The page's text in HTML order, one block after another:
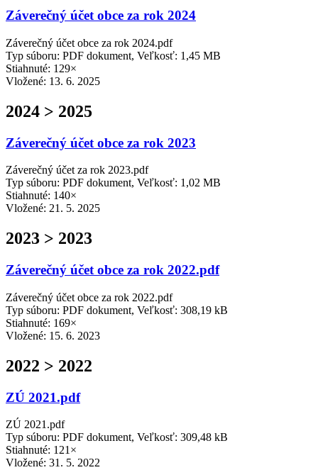
Záverečný účet obce za rok 2024
Záverečný účet obce za rok 2024.pdf
Typ súboru: PDF dokument, Veľkosť: 1,45 MB
Stiahnuté: 129×
Vložené: 13. 6. 2025
2024 > 2025
Záverečný účet obce za rok 2023
Záverečný účet za rok 2023.pdf
Typ súboru: PDF dokument, Veľkosť: 1,02 MB
Stiahnuté: 140×
Vložené: 21. 5. 2025
2023 > 2023
Záverečný účet obce za rok 2022.pdf
Záverečný účet obce za rok 2022.pdf
Typ súboru: PDF dokument, Veľkosť: 308,19 kB
Stiahnuté: 169×
Vložené: 15. 6. 2023
2022 > 2022
ZÚ 2021.pdf
ZÚ 2021.pdf
Typ súboru: PDF dokument, Veľkosť: 309,48 kB
Stiahnuté: 121×
Vložené: 31. 5. 2022